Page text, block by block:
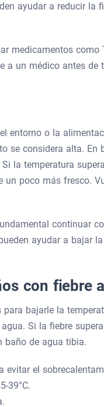
ayudar a reducir la
medicamentos como
a un médico antes de
entorno o la
se considera alta. En
la temperatura
un poco más fresco.
continuar
ayudar a bajar
con fiebre
bajarle la
Si la fiebre
baño de agua tibia.
evitar el
39°C.